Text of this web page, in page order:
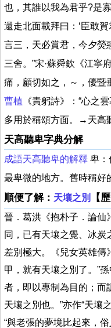
也，其誰以我為君乎?是
還走北面載拜曰：‘臣敢
言三，天必賞君，今夕
三舍。”宋·蘇舜欽《江寧
痛，顧切如之，～，優暨
曹植 《責躬詩》：“心之
多用於稱頌方面。→天高
天高聽卑字典分解
成語天高聽卑的解釋 卑：
最卑微的地方。舊時稱好
順便了解： 天壤之別 【
晉．葛洪《抱朴子．論仙
同，已有天壤之覺、冰炭
差別極大。《兒女英雄傳
甲，就有天壤之別了。”
者，即以專制為目的；而
天壤之別也。”亦作“天壤
“與老張的夢境比起來，